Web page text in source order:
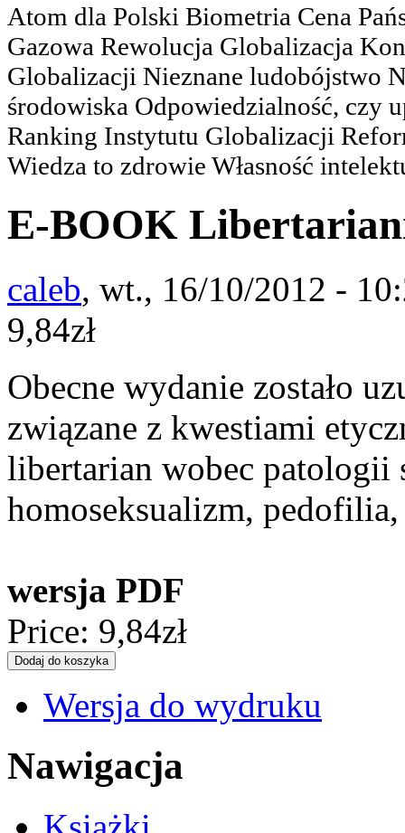
Atom dla Polski Biometria Cena
Gazowa Rewolucja Globalizacja
Globalizacji Nieznane ludobójstwo
środowiska Odpowiedzialność, czy
Ranking Instytutu Globalizacji
Wiedza to zdrowie Własność
E-BOOK
caleb, wt., 16/10/2012 -
9,84zł
Obecne wydanie zostało
związane z kwestiami
libertarian wobec patologii
homoseksualizm,
wersja PDF
Price: 9,84zł
Wersja do wydruku
Nawigacja